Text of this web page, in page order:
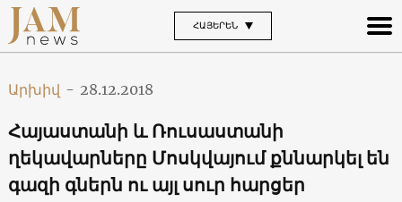
ՀԱՅԵՐԵՆ
Արխիվ - 28.12.2018
Հայաստանի և Ռուսաստանի
ղեկավարները Մոսկվայում քննարկել են
գազի գներն ու այլ սուր հարցեր